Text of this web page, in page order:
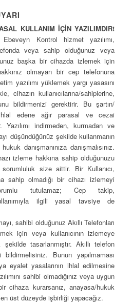
KULLANIM İÇİN YAZILIMDIR!
Kontrol hizmet yazılımı,
veya sahip olduğunuz veya
başka bir cihazda izlemek için
olmayan bir cep telefonuna
yazılımı yüklemek yargı yasasını
cihazın kullanıcılarına/sahiplerine,
bildirmenizi gerektirir. Bu şartın/
ihlal edene ağır parasal ve cezai
Yazılımı indirmeden, kurmadan ve
düşündüğünüz şekilde kullanmanın
danışmanınıza danışmalısınız.
izleme hakkına sahip olduğunuzu
size aittir. Bir Kullanıcı,
sahip olmadığı bir cihazı izlemeyi
tutulamaz; Cep takip,
kullanımıyla ilgili yasal tavsiye de
sahibi olduğunuz Akıllı Telefonları
için veya kullanıcının izlemeye
tasarlanmıştır. Akıllı telefon
bildirmelisiniz. Bunun yapılmaması
eyalet yasalarının ihlal edilmesine
sahibi olmadığınız veya uygun
cihaza kurarsanız, anayasa/hukuk
üst düzeyde işbirliği yapacağız.